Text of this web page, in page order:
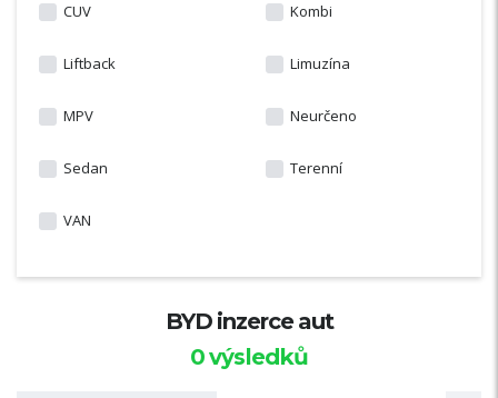
CUV Kombi
Liftback Limuzína
MPV Neurčeno
Sedan Terenní
VAN
BYD inzerce aut
0výsledků